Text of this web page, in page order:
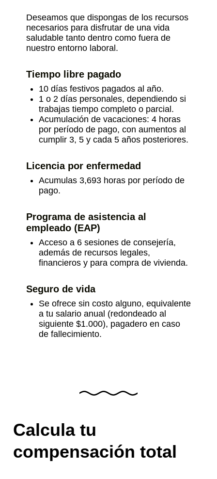
Deseamos que dispongas de los recursos
necesarios para disfrutar de una vida
saludable tanto dentro como fuera de
nuestro entorno laboral.
Tiempo libre pagado
10 días festivos pagados al año.
1 o 2 días personales, dependiendo si
trabajas tiempo completo o parcial.
Acumulación de vacaciones: 4 horas
por período de pago, con aumentos al
cumplir 3, 5 y cada 5 años posteriores.
Licencia por enfermedad
Acumulas 3,693 horas por período de
pago.
Programa de asistencia al
empleado (EAP)
Acceso a 6 sesiones de consejería,
además de recursos legales,
financieros y para compra de vivienda.
Seguro de vida
Se ofrece sin costo alguno, equivalente
a tu salario anual (redondeado al
siguiente $1.000), pagadero en caso
de fallecimiento.
Calcula tu
compensación total